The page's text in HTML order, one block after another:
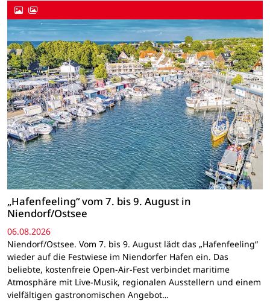
„Hafenfeeling“ vom 7. bis 9. August in
Niendorf/Ostsee
06.08.2026
Niendorf/Ostsee. Vom 7. bis 9. August lädt das „Hafenfeeling“
wieder auf die Festwiese im Niendorfer Hafen ein. Das
beliebte, kostenfreie Open-Air-Fest verbindet maritime
Atmosphäre mit Live-Musik, regionalen Ausstellern und einem
vielfältigen gastronomischen Angebot…